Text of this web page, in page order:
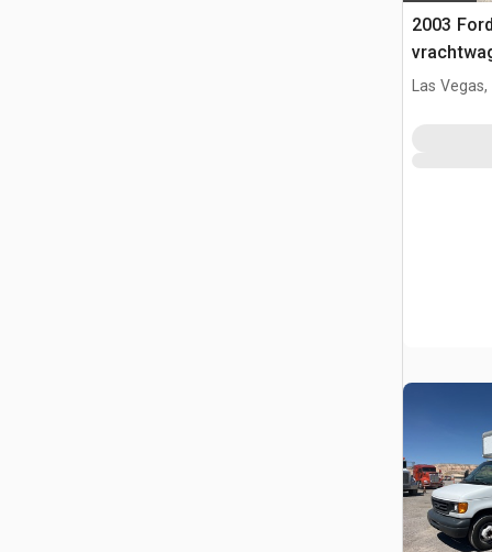
2003
Las Vegas,